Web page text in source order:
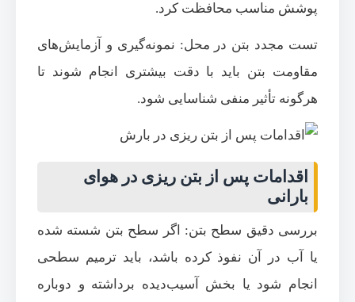
پوشش مناسب محافظت کرد.
تست مجدد بتن در محل: نمونه‌گیری و آزمایش‌های
مقاومت بتن باید با دقت بیشتری انجام شوند تا
هرگونه تأثیر منفی شناسایی شود.
اقدامات پس از بتن ریزی در هوای
بارانی
بررسی دقیق سطح بتن: اگر سطح بتن شسته شده
یا آب در آن نفوذ کرده باشد، باید ترمیم سطحی
انجام شود یا بخش آسیب‌دیده برداشته و دوباره